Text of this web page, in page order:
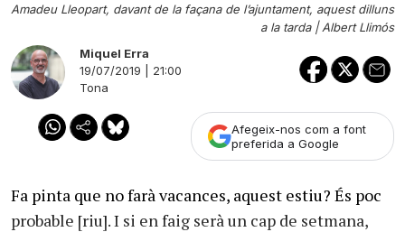
Amadeu Lleopart, davant de la façana de l’ajuntament, aquest dilluns
a la tarda |Albert Llimós
Miquel Erra
19/07/2019 | 21:00
Tona
Afegeix-nos com a font
preferida a Google
Fa pinta que no farà vacances, aquest estiu? És poc
probable [riu]. I si en faig serà un cap de setmana,